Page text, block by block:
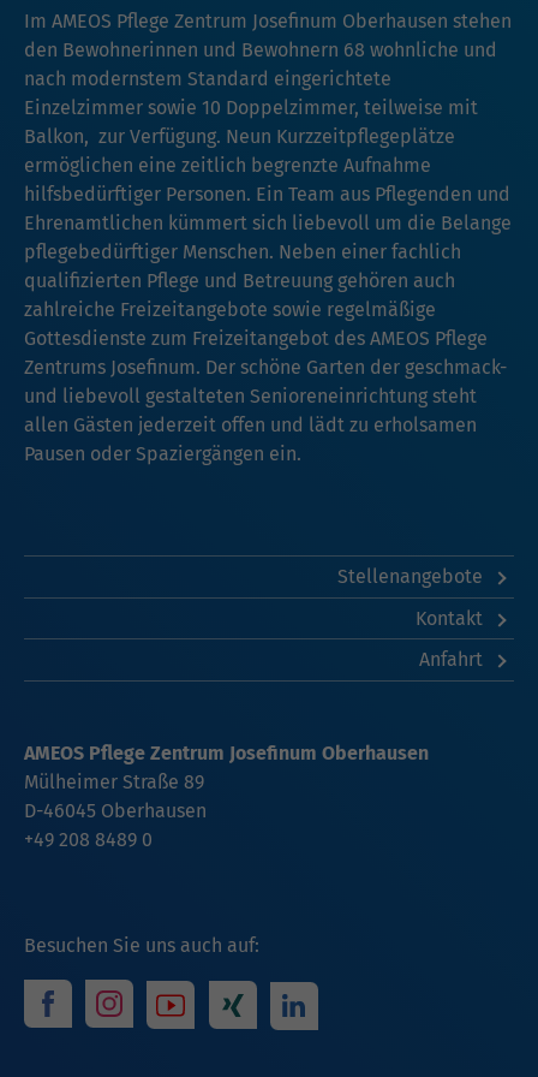
Im AMEOS Pflege Zentrum Josefinum Oberhausen stehen
den Bewohnerinnen und Bewohnern 68 wohnliche und
nach modernstem Standard eingerichtete
Einzelzimmer sowie 10 Doppelzimmer, teilweise mit
Balkon, zur Verfügung. Neun Kurzzeitpflegeplätze
ermöglichen eine zeitlich begrenzte Aufnahme
hilfsbedürftiger Personen. Ein Team aus Pflegenden und
Ehrenamtlichen kümmert sich liebevoll um die Belange
pflegebedürftiger Menschen. Neben einer fachlich
qualifizierten Pflege und Betreuung gehören auch
zahlreiche Freizeitangebote sowie regelmäßige
Gottesdienste zum Freizeitangebot des AMEOS Pflege
Zentrums Josefinum. Der schöne Garten der geschmack-
und liebevoll gestalteten Senioreneinrichtung steht
allen Gästen jederzeit offen und lädt zu erholsamen
Pausen oder Spaziergängen ein.
Stellenangebote
Kontakt
Anfahrt
Besuchen Sie uns auch auf:
AMEOS Pflege Zentrum Josefinum Oberhausen
Mülheimer Straße 89
D-46045 Oberhausen
+49 208 8489 0